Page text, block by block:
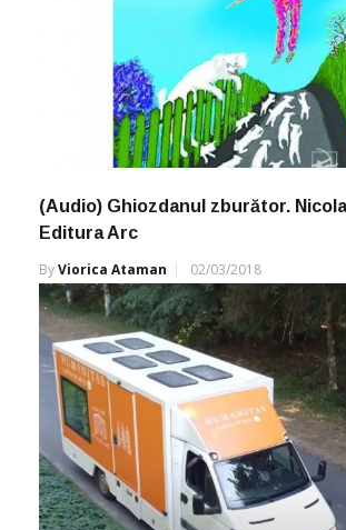
(Audio) Ghiozdanul zburător.
Editura Arc
ByViorica Ataman 02/03/2018